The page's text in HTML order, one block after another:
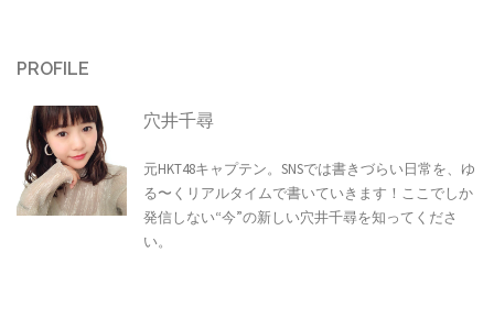
PROFILE
穴井千尋
元HKT48キャプテン。SNSでは書きづらい日常を、ゆ
る〜くリアルタイムで書いていきます！ここでしか
発信しない“今”の新しい穴井千尋を知ってくださ
い。